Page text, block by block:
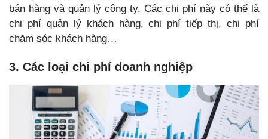
bán hàng và quản lý công ty. Các chi phí này có thể là
chi phí quản lý khách hàng, chi phí tiếp thị, chi phí
chăm sóc khách hàng…
3. Các loại chi phí doanh nghiệp